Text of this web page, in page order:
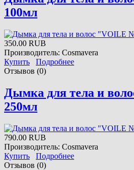
100мл
350.00 RUB
Производитель: Cosmavera
Купить
Подробнее
Отзывов (0)
Дымка для тела и
250мл
790.00 RUB
Производитель: Cosmavera
Купить
Подробнее
Отзывов (0)